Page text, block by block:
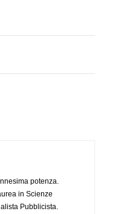
potenza.
in Scienze
Pubblicista.